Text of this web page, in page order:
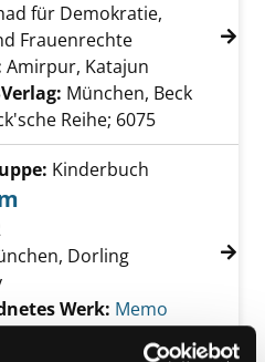
von Den Islam neu denken
für Demokratie,
Frauenrechte
Amirpur, Katajun
Verlag: München, Beck
Reihe; 6075
von 56.; Islam anzeigen
Kinderbuch
diesem Verfasser
Dorling
Werk: Memo